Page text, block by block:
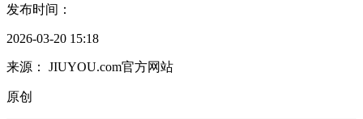
发布时间：
2026-03-20 15:18
来源： JIUYOU.com官方网站
原创